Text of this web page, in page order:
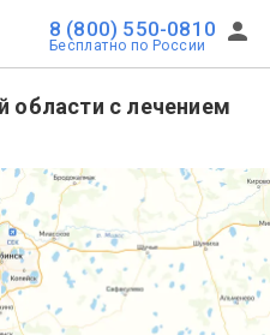
8 (800) 550-0810
Бесплатно по России
области с лечением